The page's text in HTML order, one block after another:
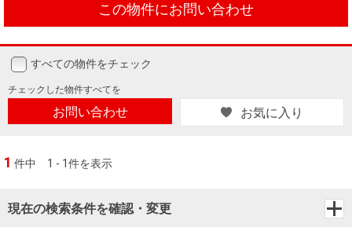
この物件にお問い合わせ
すべての物件をチェック
チェックした物件すべてを
お問い合わせ お気に入り
1 件中 1 - 1件を表示
現在の検索条件を確認・変更